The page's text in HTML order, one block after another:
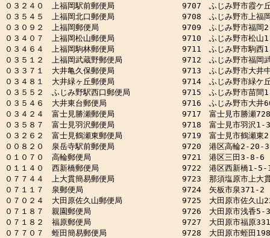
０３２４０　上福岡駅前郵便局　　　　　　　　 9707　ふじみ野市霞
０３５４５　上福岡北口郵便局　　　　　　　　 9708　ふじみ野市上
０３０９２　上福岡郵便局　　　　　　　　　　 9709　ふじみ野市福
０３４０７　上福岡松山郵便局　　　　　　　　 9710　ふじみ野市松
０３４６４　上福岡駒林郵便局　　　　　　　　 9711　ふじみ野市駒
０３５１２　上福岡武蔵野郵便局　　　　　　　 9712　ふじみ野市福岡
０３３７１　大井亀久保郵便局　　　　　　　　 9713　ふじみ野市大
０３４８１　大井緑ヶ丘郵便局　　　　　　　　 9714　ふじみ野市緑
０３５５２　ふじみ野駅西口郵便局　　　　　　 9715　ふじみ野市苗
０３５４６　大井東台郵便局　　　　　　　　　 9716　ふじみ野市大井
０３４２４　富士見勝瀬郵便局　　　　　　　　 9717　富士見市勝瀬
０３５８７　富士見羽沢郵便局　　　　　　　　 9718　富士見市羽沢
０３２６２　富士見鶴瀬東郵便局　　　　　　　 9719　富士見市鶴瀬
００８２０　泉岳寺駅前郵便局　　　　　　　　 9720　港区高輪2-20-
０１０７０　高輪郵便局　　　　　　　　　　　 9721　港区三田3-8-6
０１１４０　西新橋郵便局　　　　　　　　　　 9722　港区西新橋1-5-
０７７４４　上大貫簡易郵便局　　　　　　　　 9723　那須塩原市上大
０７１１７　泉郵便局　　　　　　　　　　　　 9724　矢板市泉371-2
０７０２４　大田原佐久山郵便局　　　　　　　 9725　大田原市佐久山
０７１８７　親園郵便局　　　　　　　　　　　 9726　大田原市浅香
０７１８２　福原郵便局　　　　　　　　　　　 9727　大田原市福原
０７７０７　蛭田簡易郵便局　　　　　　　　　 9728　大田原市蛭田